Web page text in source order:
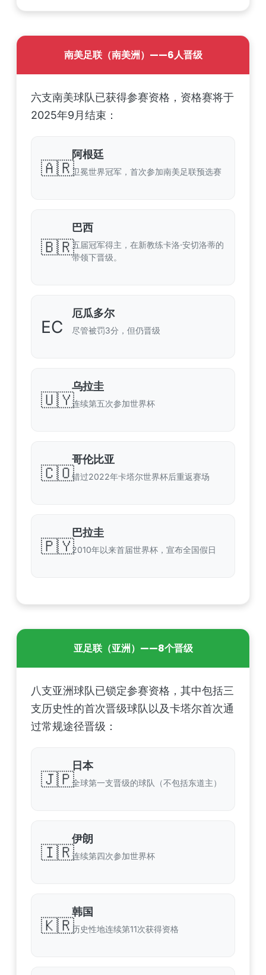
南美足联（南美洲）——6人晋级
六支南美球队已获得参赛资格，资格赛将于
2025年9月结束：
🇦🇷
阿根廷
卫冕世界冠军，首次参加南美足联预选赛
🇧🇷
巴西
五届冠军得主，在新教练卡洛·安切洛蒂的
带领下晋级。
EC
厄瓜多尔
尽管被罚3分，但仍晋级
🇺🇾
乌拉圭
连续第五次参加世界杯
🇨🇴
哥伦比亚
错过2022年卡塔尔世界杯后重返赛场
🇵🇾
巴拉圭
2010年以来首届世界杯，宣布全国假日
亚足联（亚洲）——8个晋级
八支亚洲球队已锁定参赛资格，其中包括三
支历史性的首次晋级球队以及卡塔尔首次通
过常规途径晋级：
🇯🇵
日本
全球第一支晋级的球队（不包括东道主）
🇮🇷
伊朗
连续第四次参加世界杯
🇰🇷
韩国
历史性地连续第11次获得资格